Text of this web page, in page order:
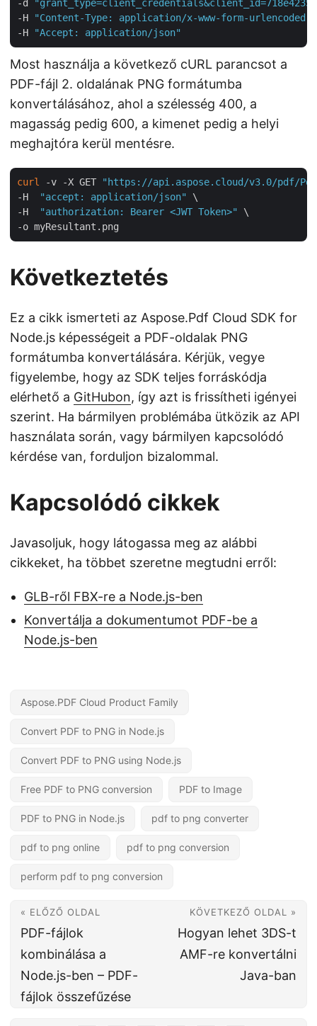
-d
"grant_type=client_credentials&client_id=718e4235-
-H
"Content-Type: application/x-www-form-urlencoded"
-H
"Accept: application/json"
Most használja a következő cURL parancsot a
PDF-fájl 2. oldalának PNG formátumba
konvertálásához, ahol a szélesség 400, a
magasság pedig 600, a kimenet pedig a helyi
meghajtóra kerül mentésre.
curl -v -X GET
"https://api.aspose.cloud/v3.0/pdf/
-H
"accept: application/json"
\
-H
"authorization: Bearer <JWT Token>"
\
Következtetés
Ez a cikk ismerteti az Aspose.Pdf Cloud SDK for
Node.js képességeit a PDF-oldalak PNG
formátumba konvertálására. Kérjük, vegye
figyelembe, hogy az SDK teljes forráskódja
elérhető a GitHubon, így azt is frissítheti igényei
szerint. Ha bármilyen problémába ütközik az API
használata során, vagy bármilyen kapcsolódó
kérdése van, forduljon bizalommal.
Kapcsolódó cikkek
Javasoljuk, hogy látogassa meg az alábbi
cikkeket, ha többet szeretne megtudni erről:
GLB-ről FBX-re a Node.js-ben
Konvertálja a dokumentumot PDF-be a
Node.js-ben
Aspose.PDF Cloud Product Family
Convert PDF to PNG in Node.js
Convert PDF to PNG using Node.js
Free PDF to PNG conversion PDF to Image
PDF to PNG in Node.js pdf to png converter
pdf to png online pdf to png conversion
perform pdf to png conversion
« ELŐZŐ OLDAL
PDF-fájlok
kombinálása a
Node.js-ben – PDF-
fájlok összefűzése
KÖVETKEZŐ OLDAL »
Hogyan lehet 3DS-t
AMF-re konvertálni
Java-ban